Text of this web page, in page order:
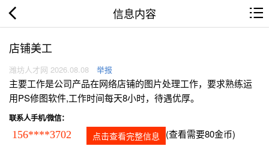
信息内容
店铺美工
潍坊人才网 2026.08.08 举报
主要工作是公司产品在网络店铺的图片处理工作，要求熟练运
用PS修图软件,工作时间每天8小时，待遇优厚。
联系人手机/微信：
156****3702 点击查看完整信息 (查看需要80金币)